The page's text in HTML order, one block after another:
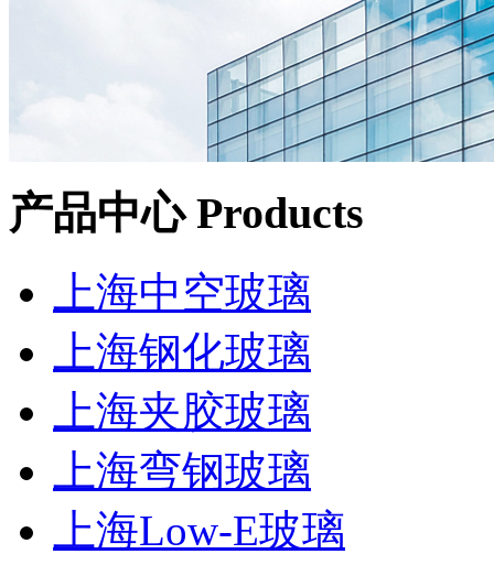
产品中心Products
上海中空玻璃
上海钢化玻璃
上海夹胶玻璃
上海弯钢玻璃
上海Low-E玻璃